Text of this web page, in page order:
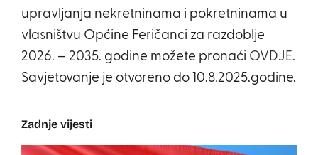
upravljanja nekretninama i pokretninama u
vlasništvu Općine Feričanci za razdoblje
2026. – 2035. godine možete pronaći OVDJE.
Savjetovanje je otvoreno do 10.8.2025.godine.
Zadnje vijesti